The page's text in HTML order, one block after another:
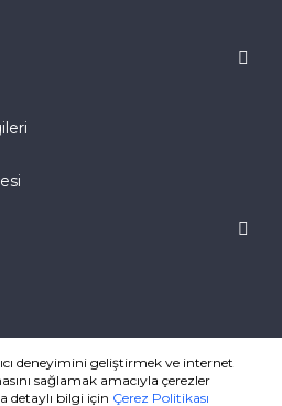
deneyimini geliştirmek ve internet
sağlamak amacıyla çerezler
detaylı bilgi için Çerez Politikası